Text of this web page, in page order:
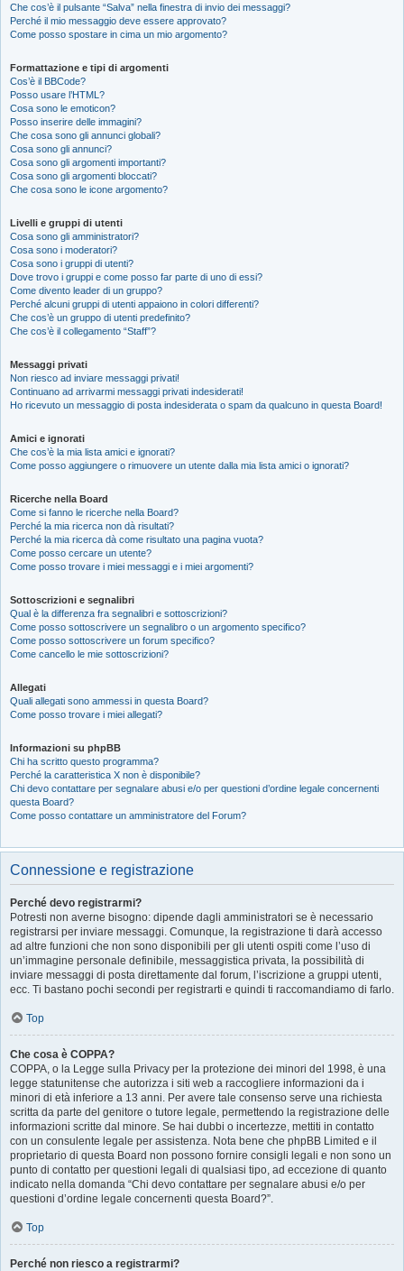
Che cos’è il pulsante “Salva” nella finestra di invio dei messaggi?
Perché il mio messaggio deve essere approvato?
Come posso spostare in cima un mio argomento?
Formattazione e tipi di argomenti
Cos’è il BBCode?
Posso usare l’HTML?
Cosa sono le emoticon?
Posso inserire delle immagini?
Che cosa sono gli annunci globali?
Cosa sono gli annunci?
Cosa sono gli argomenti importanti?
Cosa sono gli argomenti bloccati?
Che cosa sono le icone argomento?
Livelli e gruppi di utenti
Cosa sono gli amministratori?
Cosa sono i moderatori?
Cosa sono i gruppi di utenti?
Dove trovo i gruppi e come posso far parte di uno di essi?
Come divento leader di un gruppo?
Perché alcuni gruppi di utenti appaiono in colori differenti?
Che cos’è un gruppo di utenti predefinito?
Che cos’è il collegamento “Staff”?
Messaggi privati
Non riesco ad inviare messaggi privati!
Continuano ad arrivarmi messaggi privati indesiderati!
Ho ricevuto un messaggio di posta indesiderata o spam da qualcuno in questa Board!
Amici e ignorati
Che cos’è la mia lista amici e ignorati?
Come posso aggiungere o rimuovere un utente dalla mia lista amici o ignorati?
Ricerche nella Board
Come si fanno le ricerche nella Board?
Perché la mia ricerca non dà risultati?
Perché la mia ricerca dà come risultato una pagina vuota?
Come posso cercare un utente?
Come posso trovare i miei messaggi e i miei argomenti?
Sottoscrizioni e segnalibri
Qual è la differenza fra segnalibri e sottoscrizioni?
Come posso sottoscrivere un segnalibro o un argomento specifico?
Come posso sottoscrivere un forum specifico?
Come cancello le mie sottoscrizioni?
Allegati
Quali allegati sono ammessi in questa Board?
Come posso trovare i miei allegati?
Informazioni su phpBB
Chi ha scritto questo programma?
Perché la caratteristica X non è disponibile?
Chi devo contattare per segnalare abusi e/o per questioni d’ordine legale concernenti
questa Board?
Come posso contattare un amministratore del Forum?
Connessione e registrazione
Perché devo registrarmi?
Potresti non averne bisogno: dipende dagli amministratori se è necessario
registrarsi per inviare messaggi. Comunque, la registrazione ti darà accesso
ad altre funzioni che non sono disponibili per gli utenti ospiti come l’uso di
un’immagine personale definibile, messaggistica privata, la possibilità di
inviare messaggi di posta direttamente dal forum, l’iscrizione a gruppi utenti,
ecc. Ti bastano pochi secondi per registrarti e quindi ti raccomandiamo di farlo.
Top
Che cosa è COPPA?
COPPA, o la Legge sulla Privacy per la protezione dei minori del 1998, è una
legge statunitense che autorizza i siti web a raccogliere informazioni da i
minori di età inferiore a 13 anni. Per avere tale consenso serve una richiesta
scritta da parte del genitore o tutore legale, permettendo la registrazione delle
informazioni scritte dal minore. Se hai dubbi o incertezze, mettiti in contatto
con un consulente legale per assistenza. Nota bene che phpBB Limited e il
proprietario di questa Board non possono fornire consigli legali e non sono un
punto di contatto per questioni legali di qualsiasi tipo, ad eccezione di quanto
indicato nella domanda “Chi devo contattare per segnalare abusi e/o per
questioni d’ordine legale concernenti questa Board?”.
Top
Perché non riesco a registrarmi?